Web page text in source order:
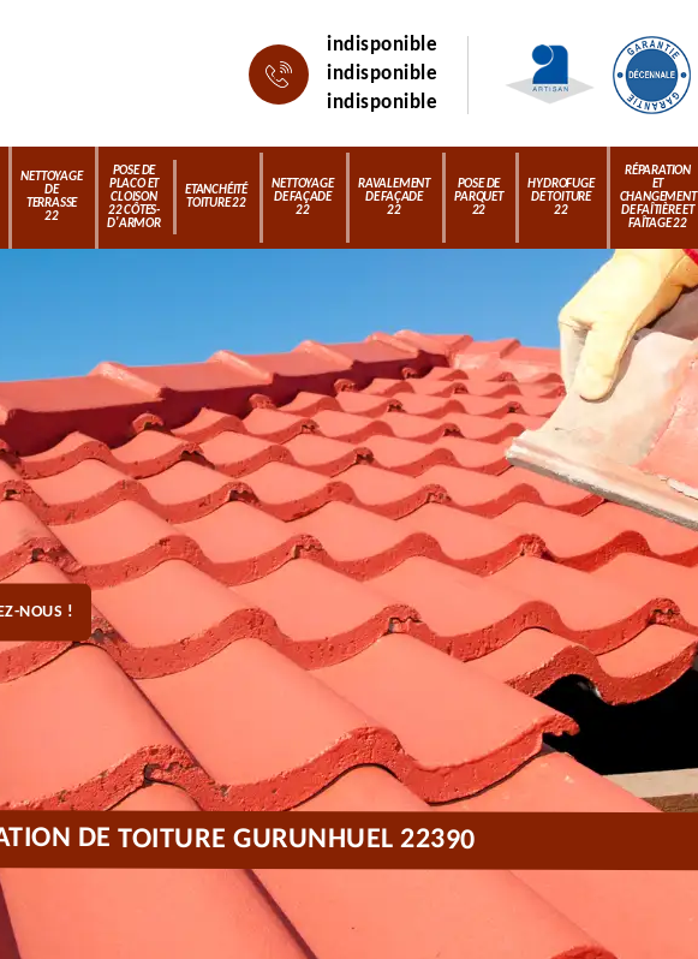
indisponible
indisponible
indisponible
NETTOYAGE
DE
TERRASSE
22
POSE DE
PLACO ET
CLOISON
22 CÔTES-
D'ARMOR
ETANCHÉITÉ
TOITURE 22
NETTOYAGE
DE FAÇADE
22
RAVALEMENT
DE FAÇADE
22
POSE DE
PARQUET
22
HYDROFUGE
DE TOITURE
22
RÉPARATION
ET
CHANGEMENT
DE FAÎTIÈRE ET
FAÎTAGE 22
NOUS !
DE TOITURE GURUNHUEL 22390